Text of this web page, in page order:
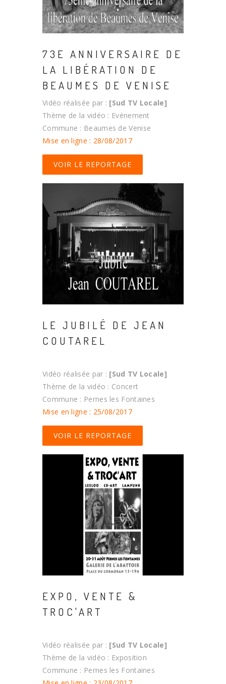
73E ANNIVERSAIRE DE
LA LIBÉRATION DE
BEAUMES DE VENISE
Vidéo réalisée par : [Sud TV Locale]
Thème de la vidéo : Evénement
Commune : Beaumes de Venise
Mise en ligne : 28/08/2017
VOIR LE REPORTAGE
LE JUBILÉ DE JEAN
COUTAREL
Vidéo réalisée par : [Sud TV Locale]
Thème de la vidéo : Concert
Commune : Pernes les Fontaines
Mise en ligne : 25/08/2017
VOIR LE REPORTAGE
EXPO, VENTE &
TROC'ART
Vidéo réalisée par : [Sud TV Locale]
Thème de la vidéo : Exposition
Commune : Pernes les Fontaines